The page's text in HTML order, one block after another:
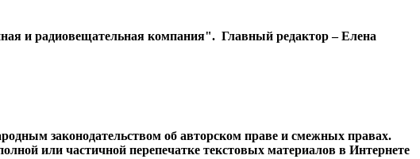
и радиовещательная компания". Главный редактор – Елена
законодательством об авторском праве и смежных правах.
или частичной перепечатке текстовых материалов в Интернете